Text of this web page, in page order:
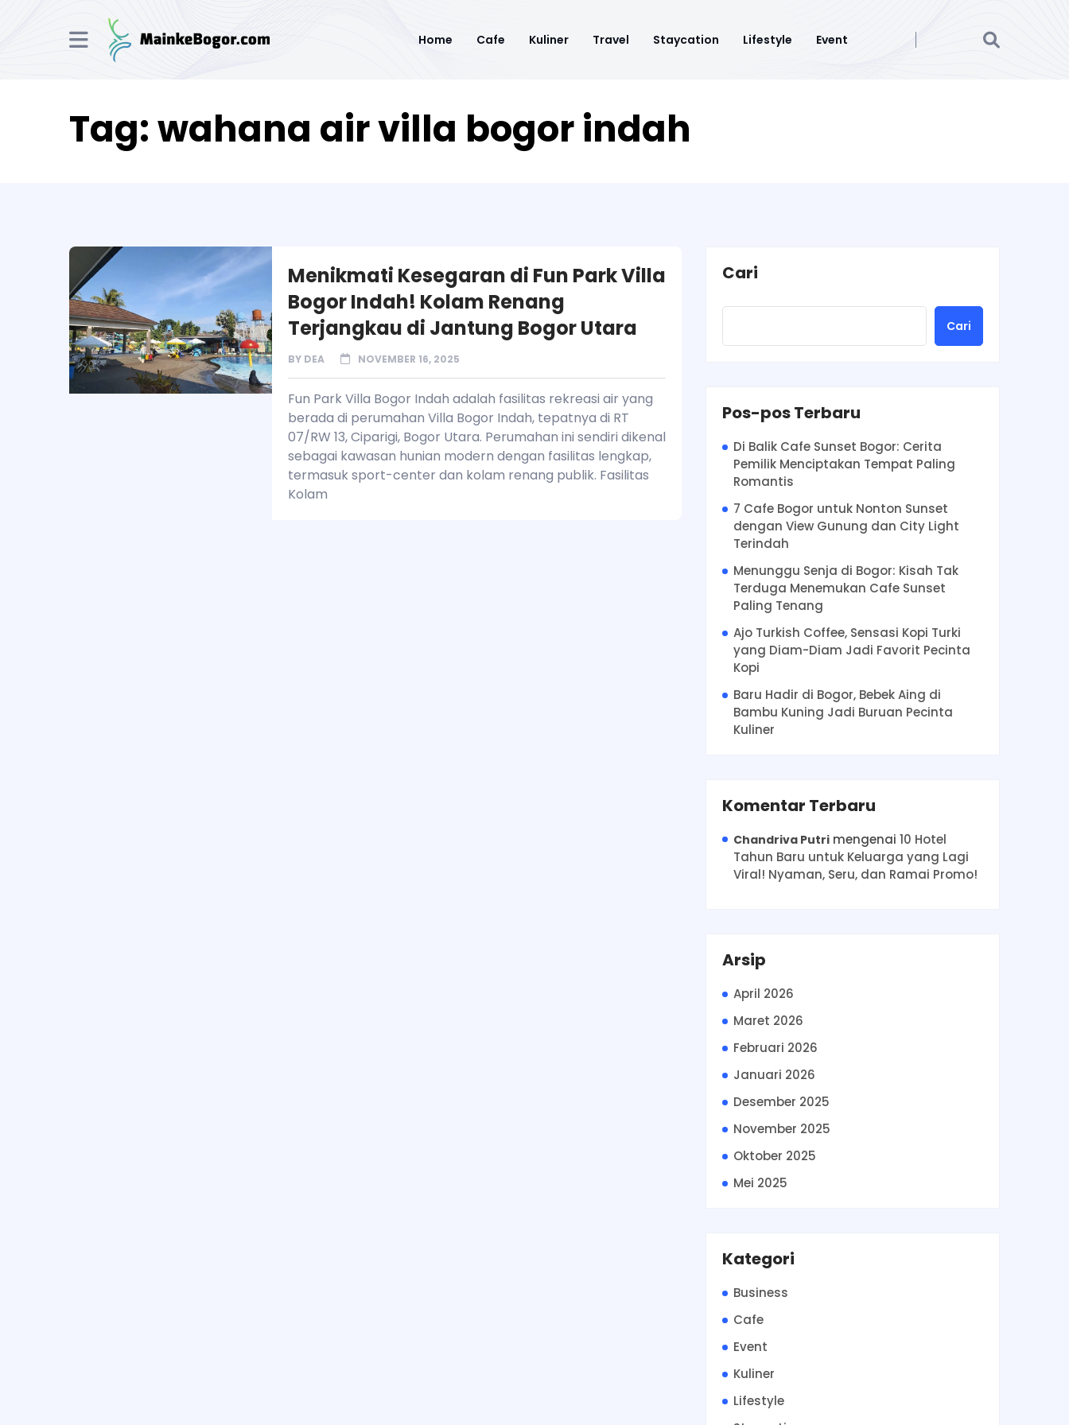
Home Cafe Kuliner Travel Staycation Lifestyle Event
Tag:wahana air villa bogor indah
Menikmati Kesegaran di Fun Park Villa
Bogor Indah! Kolam Renang
Terjangkau di Jantung Bogor Utara
BY DEA NOVEMBER 16, 2025
Fun Park Villa Bogor Indah adalah fasilitas rekreasi air yang
berada di perumahan Villa Bogor Indah, tepatnya di RT
07/RW 13, Ciparigi, Bogor Utara. Perumahan ini sendiri dikenal
sebagai kawasan hunian modern dengan fasilitas lengkap,
termasuk sport-center dan kolam renang publik. Fasilitas
Kolam
Cari
Cari
Pos-pos Terbaru
Di Balik Cafe Sunset Bogor: Cerita
Pemilik Menciptakan Tempat Paling
Romantis
7 Cafe Bogor untuk Nonton Sunset
dengan View Gunung dan City Light
Terindah
Menunggu Senja di Bogor: Kisah Tak
Terduga Menemukan Cafe Sunset
Paling Tenang
Ajo Turkish Coffee, Sensasi Kopi Turki
yang Diam-Diam Jadi Favorit Pecinta
Kopi
Baru Hadir di Bogor, Bebek Aing di
Bambu Kuning Jadi Buruan Pecinta
Kuliner
Komentar Terbaru
Chandriva Putri mengenai 10 Hotel
Tahun Baru untuk Keluarga yang Lagi
Viral! Nyaman, Seru, dan Ramai Promo!
Arsip
April 2026
Maret 2026
Februari 2026
Januari 2026
Desember 2025
November 2025
Oktober 2025
Mei 2025
Kategori
Business
Cafe
Event
Kuliner
Lifestyle